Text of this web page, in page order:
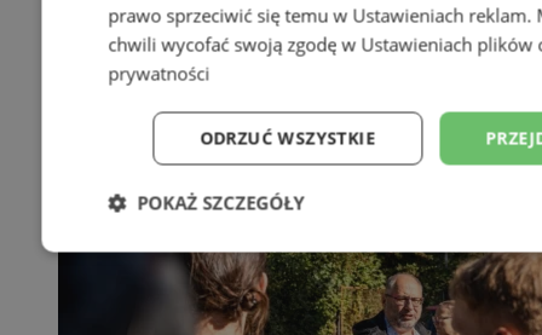
prawo sprzeciwić się temu w Ustawieniach reklam.
chwili wycofać swoją zgodę w Ustawieniach plików
prywatności
ODRZUĆ WSZYSTKIE
POKAŻ SZCZEGÓŁY
Niezbędne Wydajność